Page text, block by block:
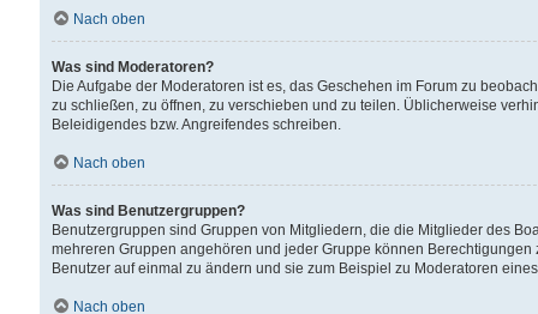
Nach oben
Was sind Moderatoren?
Die Aufgabe der Moderatoren ist es, das Geschehen im Forum zu
zu schließen, zu öffnen, zu verschieben und zu teilen. Üblicherweise
Beleidigendes bzw. Angreifendes schreiben.
Nach oben
Was sind Benutzergruppen?
Benutzergruppen sind Gruppen von Mitgliedern, die die Mitglieder des
mehreren Gruppen angehören und jeder Gruppe können
Benutzer auf einmal zu ändern und sie zum Beispiel zu Moderatoren
Nach oben